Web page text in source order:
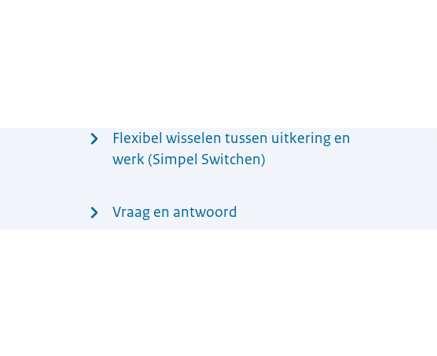
Flexibel wisselen tussen uitkering en
werk (Simpel Switchen)
Vraag en antwoord